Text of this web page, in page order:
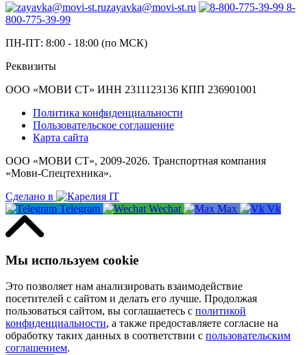
zayavka@movi-st.ru
8-
800-775-39-99
ПН-ПТ: 8:00 - 18:00 (по МСК)
Реквизиты
ООО «МОВИ СТ» ИНН 2311123136 КПП 236901001
Политика конфиденциальности
Пользовательское соглашение
Карта сайта
ООО «МОВИ СТ», 2009-2026. Транспортная компания
«Мови-Спецтехника».
Сделано в
Telegram
Wechat Max Vk
Мы используем cookie
Это позволяет нам анализировать взаимодействие
посетителей с сайтом и делать его лучше. Продолжая
пользоваться сайтом, вы соглашаетесь с политикой
конфиденциальности, а также предоставляете согласие на
обработку таких данных в соответствии с пользовательским
соглашением.